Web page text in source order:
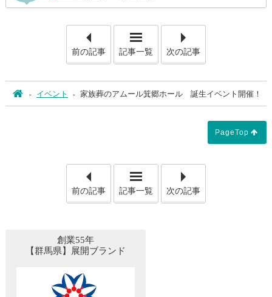
前の記事 記事一覧 次の記事
ホームイベント 家族葬のアムール箕郷ホール 誕生イベント開催！
PageTop
前の記事 記事一覧 次の記事
創業55年
【群馬県】展開ブランド